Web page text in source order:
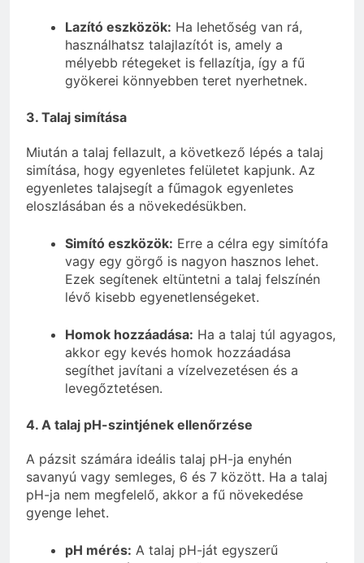
Lazító eszközök: Ha lehetőség van rá,
használhatsz talajlazítót is, amely a
mélyebb rétegeket is fellazítja, így a fű
gyökerei könnyebben teret nyerhetnek.
3. Talaj simítása
Miután a talaj fellazult, a következő lépés a talaj
simítása, hogy egyenletes felületet kapjunk. Az
egyenletes talajsegít a fűmagok egyenletes
eloszlásában és a növekedésükben.
Simító eszközök: Erre a célra egy simítófa
vagy egy görgő is nagyon hasznos lehet.
Ezek segítenek eltüntetni a talaj felszínén
lévő kisebb egyenetlenségeket.
Homok hozzáadása: Ha a talaj túl agyagos,
akkor egy kevés homok hozzáadása
segíthet javítani a vízelvezetésen és a
levegőztetésen.
4. A talaj pH-szintjének ellenőrzése
A pázsit számára ideális talaj pH-ja enyhén
savanyú vagy semleges, 6 és 7 között. Ha a talaj
pH-ja nem megfelelő, akkor a fű növekedése
gyenge lehet.
pH mérés: A talaj pH-ját egyszerű